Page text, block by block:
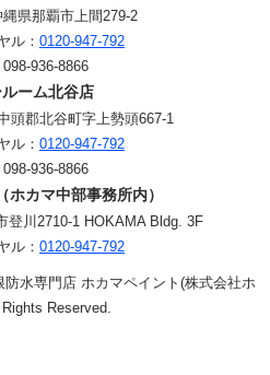
県那覇市上間279-2
ル： 0120-947-792
098-936-8866
ーム北谷店
頭郡北谷町字上勢頭667-1
ル： 0120-947-792
098-936-8866
ホカマ中部事務所内）
登川2710-1 HOKAMA Bldg. 3F
ル： 0120-947-792
水専門店 ホカマペイント(株式会社ホ
Reserved.